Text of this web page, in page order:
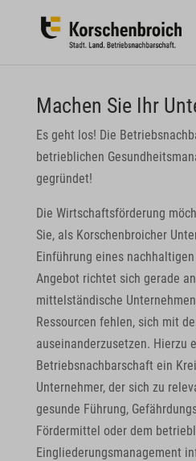
Machen Sie Ihr
Es geht los! Die
betrieblichen
gegründet!
Die Wirtschaftsförderung
Sie, als Korschenbroicher
Einführung eines
Angebot richtet sich gerade
mittelständische
Ressourcen fehlen, sich mit
auseinanderzusetzen. Hierzu
Betriebsnachbarschaft ein
Unternehmer, der sich zu
gesunde Führung,
Fördermittel oder dem
Eingliederungsmanagement